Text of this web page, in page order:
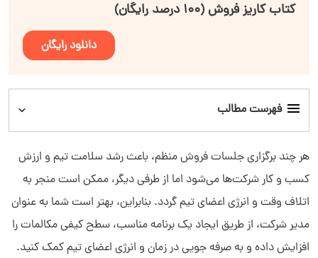
کتاب کاریز فروش (۱۰۰ درصد رایگان)
دانلود رایگان
فهرست مطالب
11 راز جلسات فروش موفق
موضوعات مهم جلسات تیم فروش
هر چند برگزاری جلسات فروش منظم، باعث رشد سلامت تیم و ارزش
کسب و کار شرکت‌ها می‌شود اما از طرفی دیگر، ممکن است منجر به
اتلاف وقت و انرژی اعضای تیم‌ گردد. بنابراین، بهتر است شما به عنوان
مدیر شرکت، از طریق ایجاد یک برنامه مناسب، سطح کیفی مکالمات را
افزایش داده و به صرفه جویی در زمان و انرژی اعضای تیم کمک کنید.